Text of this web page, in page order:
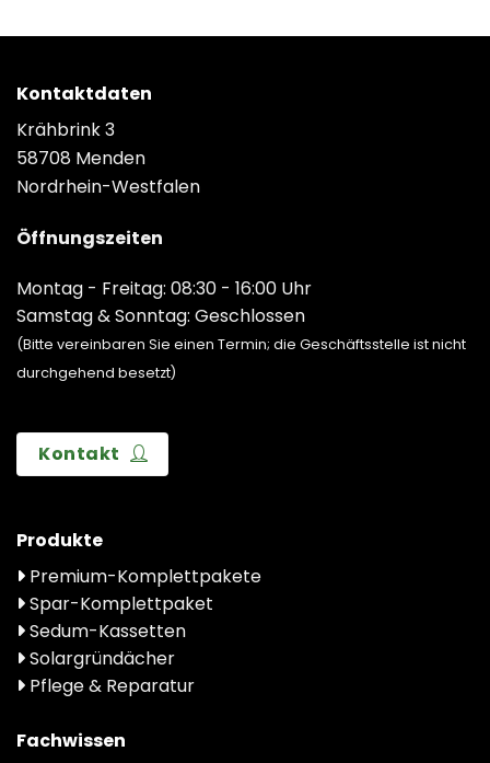
Kontaktdaten
Krähbrink 3
58708 Menden
Nordrhein-Westfalen
Öffnungszeiten
Montag - Freitag: 08:30 - 16:00 Uhr
Samstag & Sonntag: Geschlossen
(Bitte vereinbaren Sie einen Termin; die Geschäftsstelle ist nicht
durchgehend besetzt)
Kontakt
Produkte
Premium-Komplettpakete
Spar-Komplettpaket
Sedum-Kassetten
Solargründächer
Pflege & Reparatur
Fachwissen